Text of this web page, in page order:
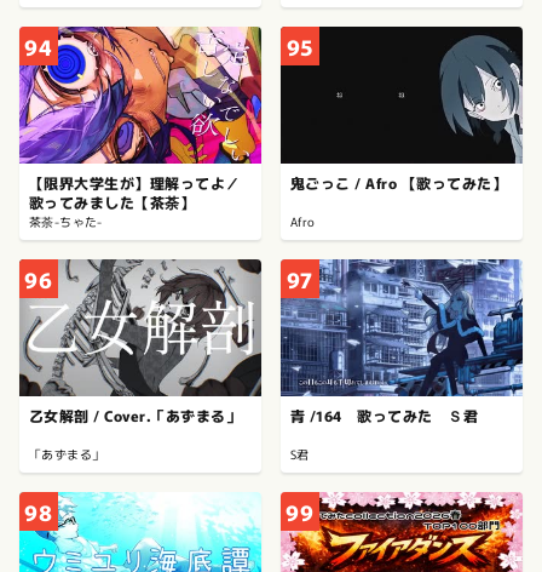
94
【限界大学生が】理解ってよ／
歌ってみました【茶荼】
茶荼-ちゃた-
95
鬼ごっこ / Afro 【歌ってみた】
Afro
96
乙女解剖 / Cover.「あずまる」
「あずまる」
97
青 /164 歌ってみた Ｓ君
S君
98 99